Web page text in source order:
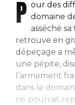
P our des
domaine
asséché
retrouve en
dépeçage a
une pépite,
l’armement
dans le
ne pourrait